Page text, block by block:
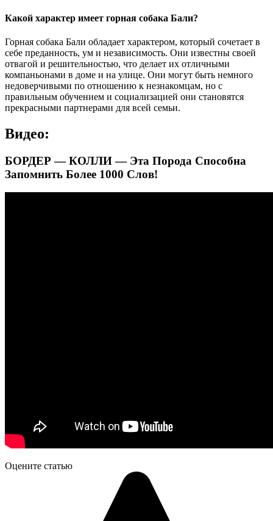
Какой характер имеет горная собака Бали?
Горная собака Бали обладает характером, который сочетает в
себе преданность, ум и независимость. Они известны своей
отвагой и решительностью, что делает их отличными
компаньонами в доме и на улице. Они могут быть немного
недоверчивыми по отношению к незнакомцам, но с
правильным обучением и социализацией они становятся
прекрасными партнерами для всей семьи.
Видео:
БОРДЕР — КОЛЛИ — Эта Порода Способна
Запомнить Более 1000 Слов!
Оцените статью